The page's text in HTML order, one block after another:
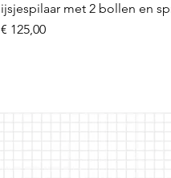
ijsjespilaar met 2 bollen en
Prijs
€ 125,00